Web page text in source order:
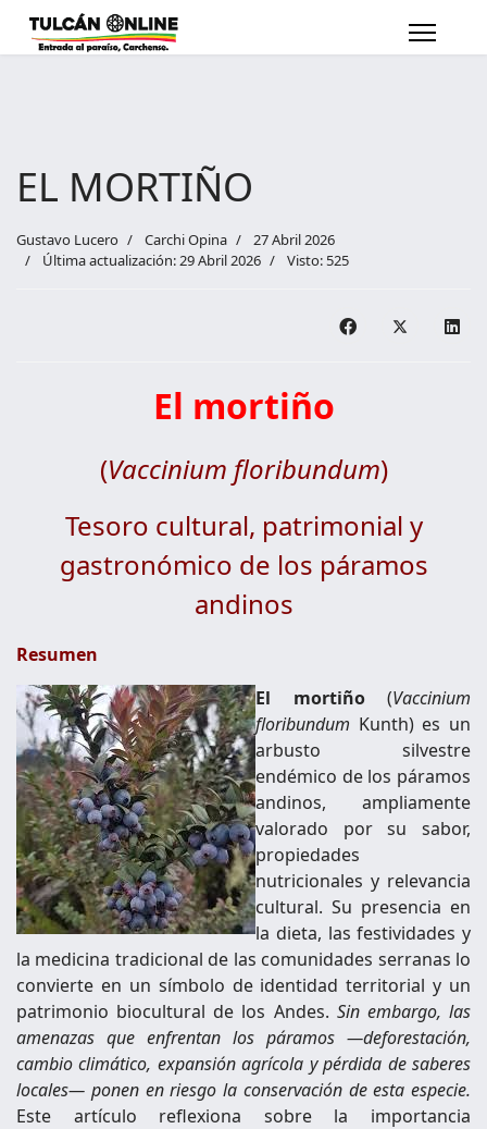
EL MORTIÑO
Gustavo Lucero Carchi Opina
27 Abril 2026
Última actualización: 29 Abril 2026
Visto: 525
El mortiño
(Vaccinium floribundum)
Tesoro cultural, patrimonial y
gastronómico de los páramos
andinos
Resumen
El mortiño(Vaccinium
floribundum Kunth) es un
arbusto silvestre
endémico de los páramos
andinos, ampliamente
valorado por su sabor,
propiedades
nutricionales y relevancia
cultural. Su presencia en
la dieta, las festividades y
la medicina tradicional de las comunidades serranas lo
convierte en un símbolo de identidad territorial y un
patrimonio biocultural de los Andes. Sin embargo, las
amenazas que enfrentan los páramos —deforestación,
cambio climático, expansión agrícola y pérdida de saberes
locales— ponen en riesgo la conservación de esta especie.
Este artículo reflexiona sobre la importancia